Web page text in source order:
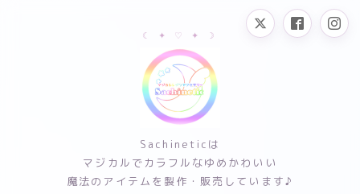
Sachineticは
マジカルでカラフルなゆめかわいい
魔法のアイテムを製作・販売しています♪